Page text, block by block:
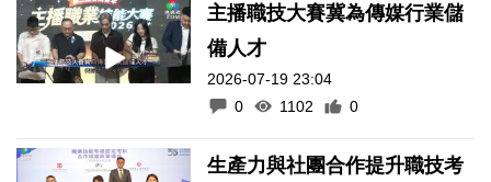
主播職技大賽冀為傳媒行業儲
備人才
2026-07-19 23:04
0
1102 0
生產力與社團合作提升職技考